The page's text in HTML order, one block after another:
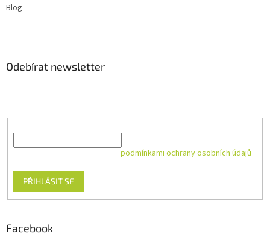
Blog
Odebírat newsletter
podmínkami ochrany osobních údajů
PŘIHLÁSIT SE
Facebook